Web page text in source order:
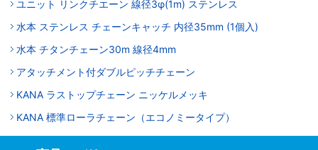
ユニット リンクチエーン 線径3φ(1m) ステンレス
水本 ステンレス チェーンキャッチ 内径35mm (1個入)
水本 チタンチェーン30m 線径4mm
アタッチメント付ダブルピッチチェーン
KANA ラストップチェーン ニッケルメッキ
KANA 標準ローラチェーン（エコノミータイプ）